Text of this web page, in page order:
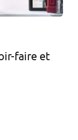
faire et